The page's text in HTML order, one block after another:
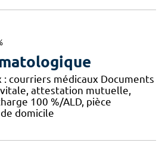
: courriers médicaux Documents
attestation mutuelle,
100 %/ALD, pièce
domicile